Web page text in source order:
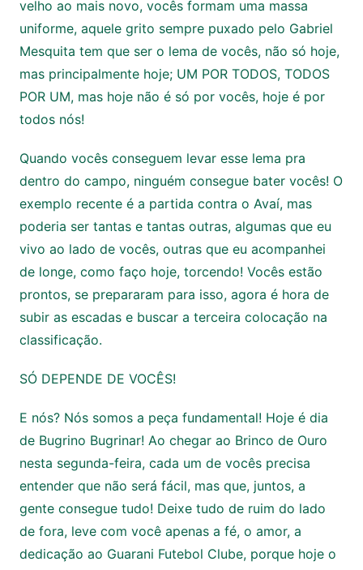
velho ao mais novo, vocês formam uma massa
uniforme, aquele grito sempre puxado pelo Gabriel
Mesquita tem que ser o lema de vocês, não só hoje,
mas principalmente hoje; UM POR TODOS, TODOS
POR UM, mas hoje não é só por vocês, hoje é por
todos nós!
Quando vocês conseguem levar esse lema pra
dentro do campo, ninguém consegue bater vocês! O
exemplo recente é a partida contra o Avaí, mas
poderia ser tantas e tantas outras, algumas que eu
vivo ao lado de vocês, outras que eu acompanhei
de longe, como faço hoje, torcendo! Vocês estão
prontos, se prepararam para isso, agora é hora de
subir as escadas e buscar a terceira colocação na
classificação.
SÓ DEPENDE DE VOCÊS!
E nós? Nós somos a peça fundamental! Hoje é dia
de Bugrino Bugrinar! Ao chegar ao Brinco de Ouro
nesta segunda-feira, cada um de vocês precisa
entender que não será fácil, mas que, juntos, a
gente consegue tudo! Deixe tudo de ruim do lado
de fora, leve com você apenas a fé, o amor, a
dedicação ao Guarani Futebol Clube, porque hoje o